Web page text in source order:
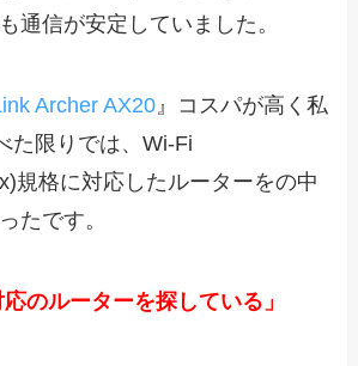
通信が安定していました。
Archer AX20 』コスパが高く私
た限りでは、Wi-Fi
規格に対応したルーターをの中
たです。
のルーターを探している」